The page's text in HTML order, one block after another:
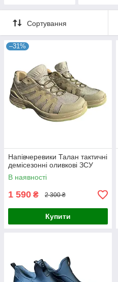
Сортування
–31%
Напівчеревики Талан тактичні
демісезонні оливкові ЗСУ
В наявності
1 590 ₴ 2 300 ₴
Купити